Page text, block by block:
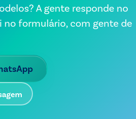
A gente responde no
no formulário, com gente de